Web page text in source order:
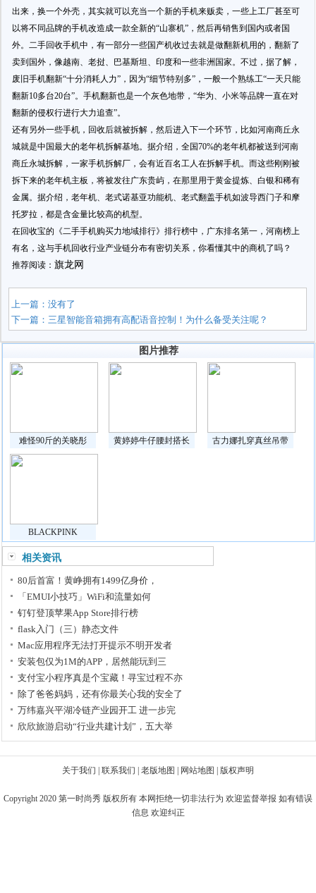
出来，换一个外壳，其实就可以充当一个新的手机来贩卖，一些上工厂甚至可
以将不同品牌的手机改造成一款全新的“山寨机”，然后再销售到国内或者国
外。二手回收手机中，有一部分一些国产机收过去就是做翻新机用的，翻新了
卖到国外，像越南、老挝、巴基斯坦、印度和一些非洲国家。不过，据了解，
废旧手机翻新“十分消耗人力”，因为“细节特别多”，一般一个熟练工“一天只能
翻新10多台20台”。手机翻新也是一个灰色地带，“华为、小米等品牌一直在对
翻新的侵权行进行大力追查”。
还有另外一些手机，回收后就被拆解，然后进入下一个环节，比如河南商丘永
城就是中国最大的老年机拆解基地。据介绍，全国70%的老年机都被送到河南
商丘永城拆解，一家手机拆解厂，会有近百名工人在拆解手机。而这些刚刚被
拆下来的老年机主板，将被发往广东贵屿，在那里用于黄金提炼、白银和稀有
金属。据介绍，老年机、老式诺基亚功能机、老式翻盖手机如波导西门子和摩
托罗拉，都是含金量比较高的机型。
在回收宝的《二手手机购买力地域排行》排行榜中，广东排名第一，河南榜上
有名，这与手机回收行业产业链分布有密切关系，你看懂其中的商机了吗？
推荐阅读： 旗龙网
上一篇：没有了
下一篇：三星智能音箱拥有高配语音控制！为什么备受关注呢？
图片推荐
难怪90斤的关晓彤 黄婷婷牛仔腰封搭长 古力娜扎穿真丝吊带
BLACKPINK
相关资讯
80后首富！黄峥拥有1499亿身价，
「EMUI小技巧」WiFi和流量如何
钉钉登顶苹果App Store排行榜
flask入门（三）静态文件
Mac应用程序无法打开提示不明开发者
安装包仅为1M的APP，居然能玩到三
支付宝小程序真是个宝藏！寻宝过程不亦
除了爸爸妈妈，还有你最关心我的安全了
万纬嘉兴平湖冷链产业园开工 进一步完
欣欣旅游启动“行业共建计划”，五大举
关于我们 联系我们 老版地图 网站地图 版权声明
Copyright 2020 第一时尚秀 版权所有 本网拒绝一切非法行为 欢迎监督举报 如有错误
信息 欢迎纠正